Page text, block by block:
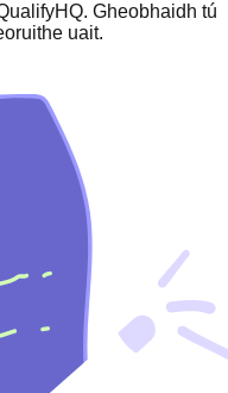
Gheobhaidh tú
uait.